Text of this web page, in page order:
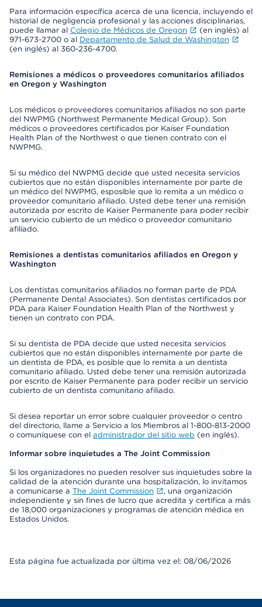
Para información específica acerca de una licencia, incluyendo el
historial de negligencia profesional y las acciones disciplinarias,
puede llamar al Colegio de Médicos de Oregon
(en inglés) al
971-673-2700 o al Departamento de Salud de Washington
(en inglés) al 360-236-4700.
Remisiones a médicos o proveedores comunitarios afiliados
en Oregon y Washington
Los médicos o proveedores comunitarios afiliados no son parte
del NWPMG (Northwest Permanente Medical Group). Son
médicos o proveedores certificados por Kaiser Foundation
Health Plan of the Northwest o que tienen contrato con el
NWPMG.
Si su médico del NWPMG decide que usted necesita servicios
cubiertos que no están disponibles internamente por parte de
un médico del NWPMG, esposible que lo remita a un médico o
proveedor comunitario afiliado. Usted debe tener una remisión
autorizada por escrito de Kaiser Permanente para poder recibir
un servicio cubierto de un médico o proveedor comunitario
afiliado.
Remisiones a dentistas comunitarios afiliados en Oregon y
Washington
Los dentistas comunitarios afiliados no forman parte de PDA
(Permanente Dental Associates). Son dentistas certificados por
PDA para Kaiser Foundation Health Plan of the Northwest y
tienen un contrato con PDA.
Si su dentista de PDA decide que usted necesita servicios
cubiertos que no están disponibles internamente por parte de
un dentista de PDA, es posible que lo remita a un dentista
comunitario afiliado. Usted debe tener una remisión autorizada
por escrito de Kaiser Permanente para poder recibir un servicio
cubierto de un dentista comunitario afiliado.
Si desea reportar un error sobre cualquier proveedor o centro
del directorio, llame a Servicio a los Miembros al 1-800-813-2000
o comuníquese con el administrador del sitio web (en inglés).
Informar sobre inquietudes a The Joint Commission
Si los organizadores no pueden resolver sus inquietudes sobre la
calidad de la atención durante una hospitalización, lo invitamos
a comunicarse a The Joint Commission
, una organización
independiente y sin fines de lucro que acredita y certifica a más
de 18,000 organizaciones y programas de atención médica en
Estados Unidos.
Esta página fue actualizada por última vez el: 08/06/2026